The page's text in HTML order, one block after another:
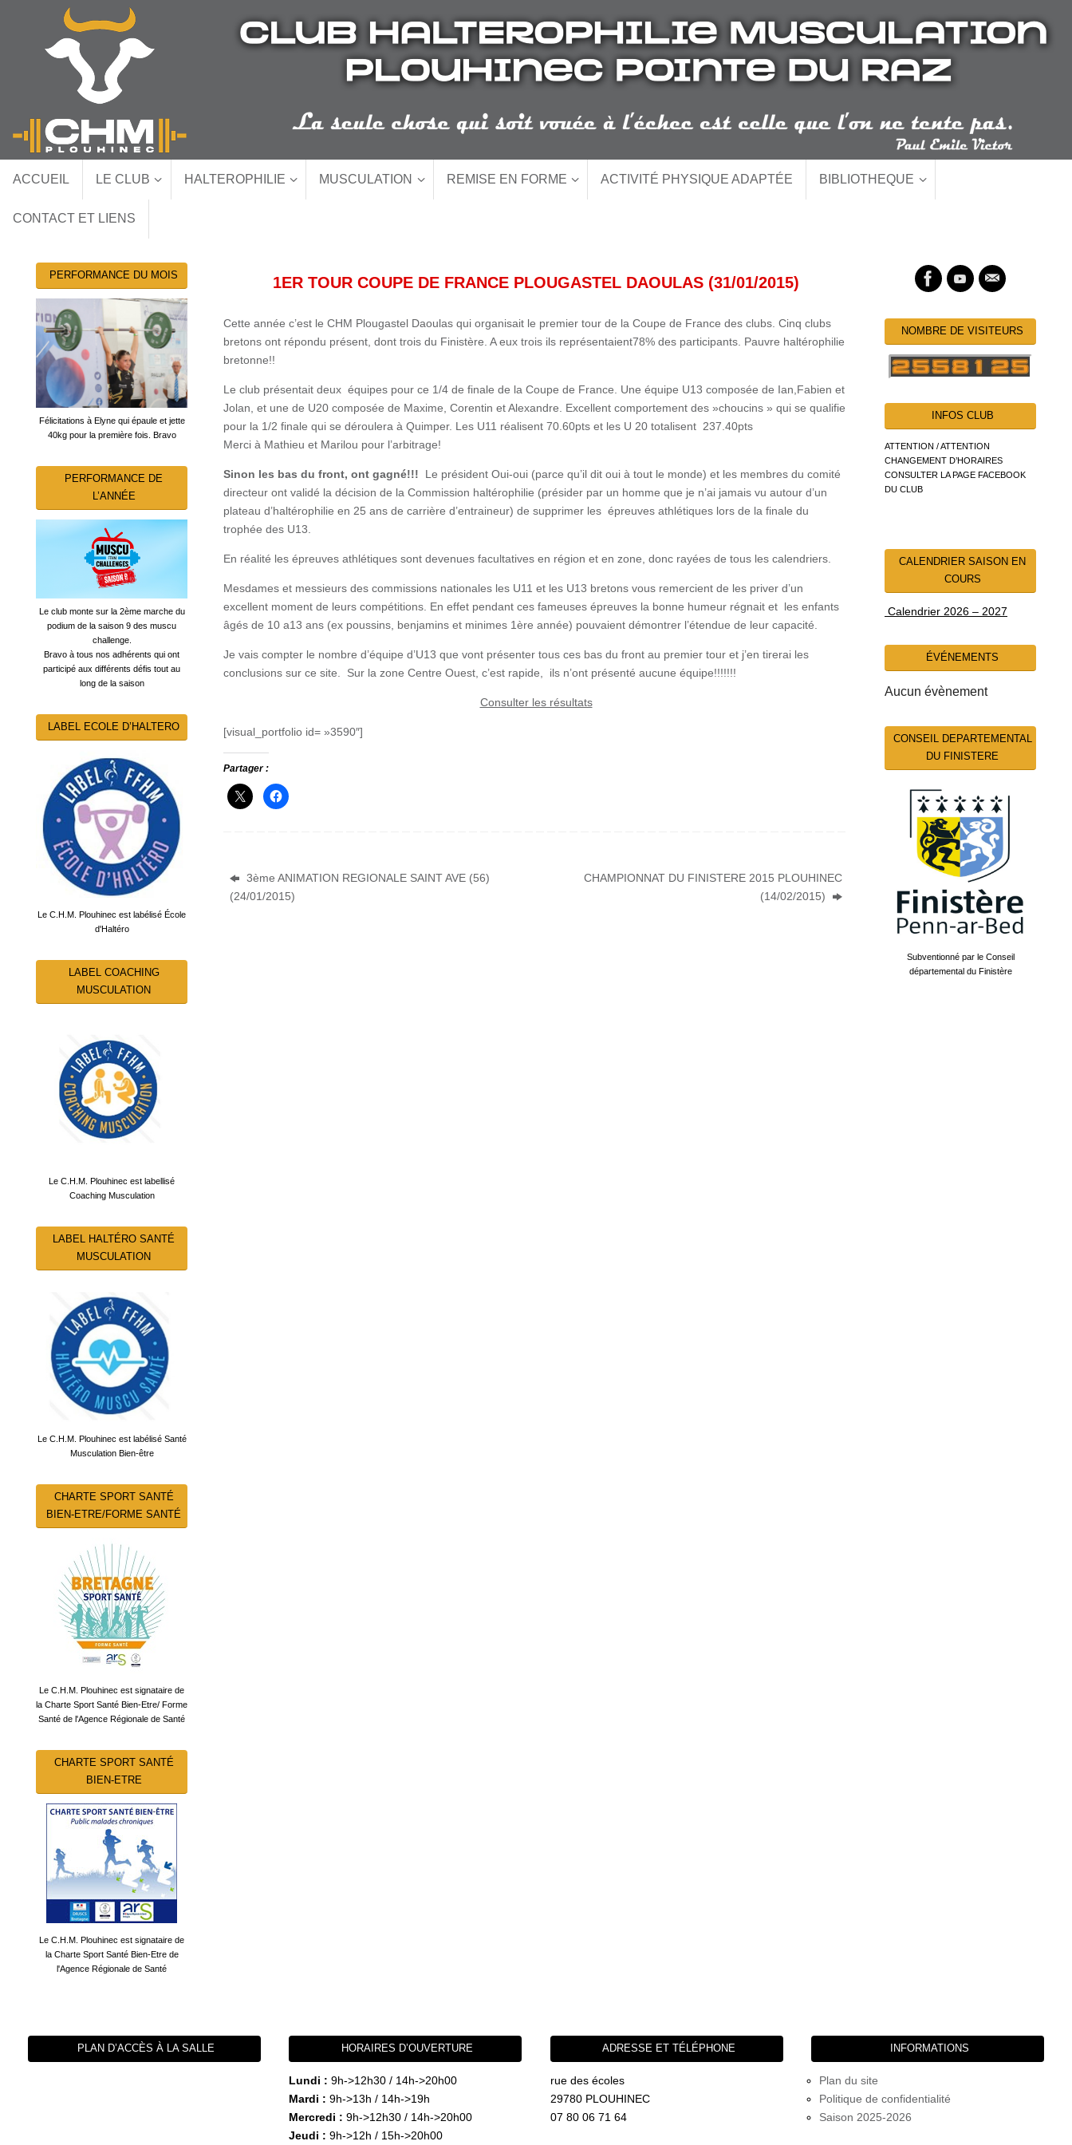
ACCUEIL LE CLUB HALTEROPHILIE MUSCULATION REMISE EN FORME ACTIVITÉ PHYSIQUE ADAPTÉE BIBLIOTHEQUE
CONTACT ET LIENS
1ER TOUR COUPE DE FRANCE PLOUGASTEL DAOULAS (31/01/2015)
Cette année c’est le CHM Plougastel Daoulas qui organisait le premier tour de la Coupe de France des clubs. Cinq clubs
bretons ont répondu présent, dont trois du Finistère. A eux trois ils représentaient78% des participants. Pauvre haltérophilie
bretonne!!
Le club présentait deux équipes pour ce 1/4 de finale de la Coupe de France. Une équipe U13 composée de Ian,Fabien et
Jolan, et une de U20 composée de Maxime, Corentin et Alexandre. Excellent comportement des »choucins » qui se qualifie
pour la 1/2 finale qui se déroulera à Quimper. Les U11 réalisent 70.60pts et les U 20 totalisent 237.40pts
Merci à Mathieu et Marilou pour l’arbitrage!
Sinon les bas du front, ont gagné!!!
Le président Oui-oui (parce qu’il dit oui à tout le monde) et les membres du comité
directeur ont validé la décision de la Commission haltérophilie (présider par un homme que je n’ai jamais vu autour d’un
plateau d’haltérophilie en 25 ans de carrière d’entraineur) de supprimer les épreuves athlétiques lors de la finale du
trophée des U13.
En réalité les épreuves athlétiques sont devenues facultatives en région et en zone, donc rayées de tous les calendriers.
Mesdames et messieurs des commissions nationales les U11 et les U13 bretons vous remercient de les priver d’un
excellent moment de leurs compétitions. En effet pendant ces fameuses épreuves la bonne humeur régnait et les enfants
âgés de 10 a13 ans (ex poussins, benjamins et minimes 1ère année) pouvaient démontrer l’étendue de leur capacité.
Je vais compter le nombre d’équipe d’U13 que vont présenter tous ces bas du front au premier tour et j’en tirerai les
conclusions sur ce site. Sur la zone Centre Ouest, c’est rapide, ils n’ont présenté aucune équipe!!!!!!!
Consulter les résultats
[visual_portfolio id= »3590″]
Partager :
3ème ANIMATION REGIONALE SAINT AVE (56)
(24/01/2015)
CHAMPIONNAT DU FINISTERE 2015 PLOUHINEC
(14/02/2015)
PERFORMANCE DU MOIS
Félicitations à Elyne qui épaule et jette
40kg pour la première fois. Bravo
PERFORMANCE DE
L’ANNÉE
Le club monte sur la 2ème marche du
podium de la saison 9 des muscu
challenge.
Bravo à tous nos adhérents qui ont
participé aux différents défis tout au
long de la saison
LABEL ECOLE D’HALTERO
Le C.H.M. Plouhinec est labélisé École
d'Haltéro
LABEL COACHING
MUSCULATION
Le C.H.M. Plouhinec est labellisé
Coaching Musculation
LABEL HALTÉRO SANTÉ
MUSCULATION
Le C.H.M. Plouhinec est labélisé Santé
Musculation Bien-être
CHARTE SPORT SANTÉ
BIEN-ETRE/FORME SANTÉ
Le C.H.M. Plouhinec est signataire de
la Charte Sport Santé Bien-Etre/ Forme
Santé de l'Agence Régionale de Santé
CHARTE SPORT SANTÉ
BIEN-ETRE
Le C.H.M. Plouhinec est signataire de
la Charte Sport Santé Bien-Etre de
l'Agence Régionale de Santé
NOMBRE DE VISITEURS
INFOS CLUB
ATTENTION / ATTENTION
CHANGEMENT D’HORAIRES
CONSULTER LA PAGE FACEBOOK
DU CLUB
CALENDRIER SAISON EN
COURS
Calendrier 2026 – 2027
ÉVÉNEMENTS
Aucun évènement
CONSEIL DEPARTEMENTAL
DU FINISTERE
Subventionné par le Conseil
départemental du Finistère
PLAN D’ACCÈS À LA SALLE HORAIRES D’OUVERTURE
Lundi : 9h->12h30 / 14h->20h00
Mardi : 9h->13h / 14h->19h
Mercredi : 9h->12h30 / 14h->20h00
Jeudi : 9h->12h / 15h->20h00
ADRESSE ET TÉLÉPHONE
rue des écoles
29780 PLOUHINEC
07 80 06 71 64
INFORMATIONS
Plan du site
Politique de confidentialité
Saison 2025-2026